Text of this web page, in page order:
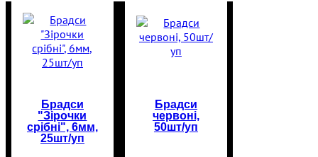
Брадси
"Зірочки
срібні", 6мм,
25шт/уп
Брадси
червоні,
50шт/уп